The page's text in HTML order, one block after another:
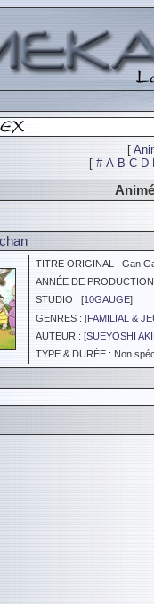
[
[ # A B C D
TITRE ORIGINAL : Gan
ANNÉE DE
STUDIO : [10GAUGE]
GENRES : [FAMILIAL &
AUTEUR : [SUEYOSHI
TYPE & DURÉE : Non